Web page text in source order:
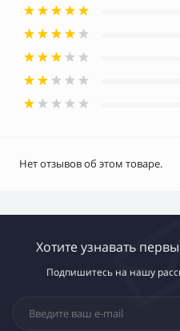
Нет отзывов об этом товаре.
Хотите узнавать
Подпишитесь на нашу